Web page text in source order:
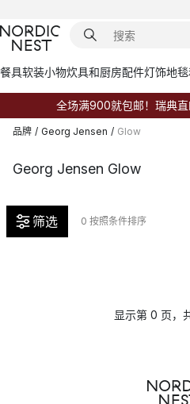
餐具软装小物炊具和厨房配件灯饰地
全场满900就包邮！瑞典直
品牌 / Georg Jensen / Glow
Georg Jensen Glow
筛选 0 按照条件排序
显示第 0 页，